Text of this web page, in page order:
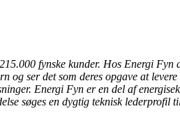
fynske kunder. Hos Energi
ser det som deres opgave at
Energi Fyn er en del af
søges en dygtig teknisk lederprofil